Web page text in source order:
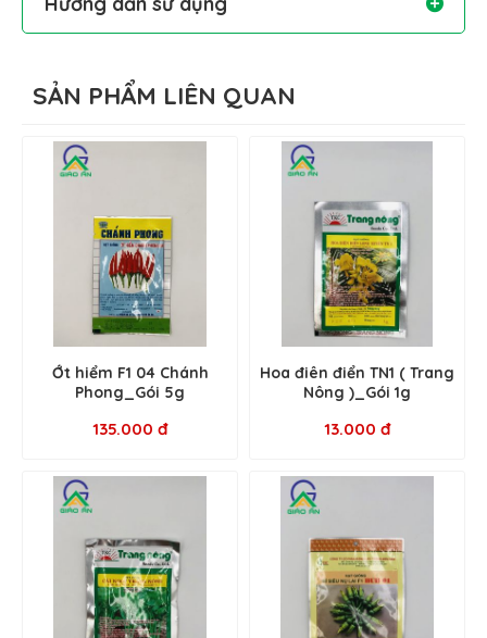
SẢN PHẨM LIÊN QUAN
Ớt hiểm F1 04 Chánh
Phong_Gói 5g
135.000 đ
Hoa điên điển TN1 ( Trang
Nông )_Gói 1g
13.000 đ